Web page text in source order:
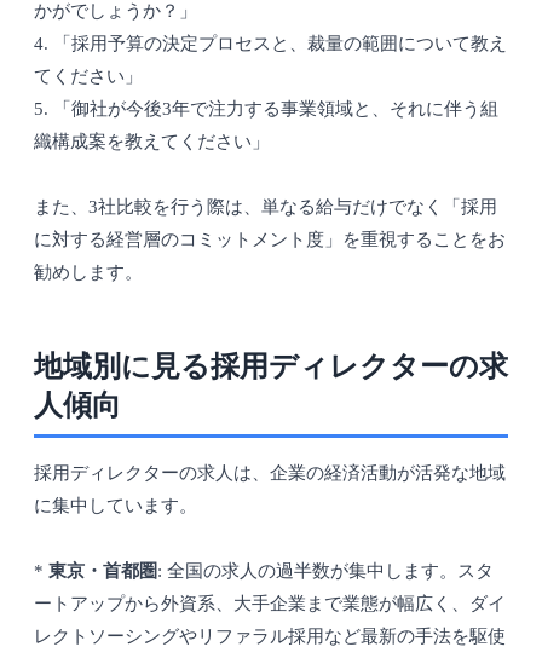
かがでしょうか？」
4. 「採用予算の決定プロセスと、裁量の範囲について教え
てください」
5. 「御社が今後3年で注力する事業領域と、それに伴う組
織構成案を教えてください」
また、3社比較を行う際は、単なる給与だけでなく「採用
に対する経営層のコミットメント度」を重視することをお
勧めします。
地域別に見る採用ディレクターの求
人傾向
採用ディレクターの求人は、企業の経済活動が活発な地域
に集中しています。
* 東京・首都圏: 全国の求人の過半数が集中します。スタ
ートアップから外資系、大手企業まで業態が幅広く、ダイ
レクトソーシングやリファラル採用など最新の手法を駆使